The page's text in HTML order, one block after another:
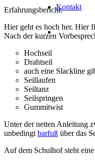
Kontakt
Erfahrungsbericht:
Hier geht es hoch her. Hier
Nach der kurzen
Hochseil
Drahtseil
auch eine Slackline
Seillaufen
Seiltanz
Seilspringen
Gummitwist
Unter der netten Anleitung
unbedingt barfuß über das
Auf dem Schulhof steht